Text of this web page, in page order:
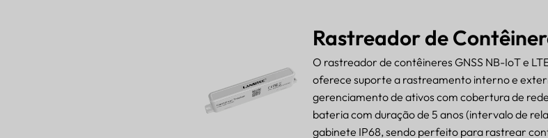
Rastreador de
O rastreador de contêineres GNSS NB-IoT e
oferece suporte a rastreamento interno e
gerenciamento de ativos com cobertura de
bateria com duração de 5 anos (intervalo de
gabinete IP68, sendo perfeito para rastrear